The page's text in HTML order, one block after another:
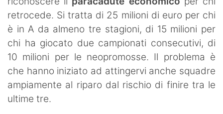
retrocede. Si tratta di 25 milioni di euro per chi
è in A da almeno tre stagioni, di 15 milioni per
chi ha giocato due campionati consecutivi, di
10 milioni per le neopromosse. Il problema è
che hanno iniziato ad attingervi anche squadre
ampiamente al riparo dal rischio di finire tra le
ultime tre.